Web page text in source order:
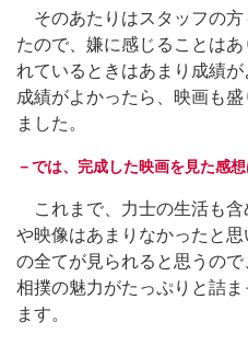
そのあたりはスタッフの方
たので、嫌に感じることは
れているときはあまり成績
成績がよかったら、映画も
ました。
－では、完成した映画を見た感想
これまで、力士の生活も含
や映像はあまりなかったと
の全てが見られると思うの
相撲の魅力がたっぷりと詰
ます。